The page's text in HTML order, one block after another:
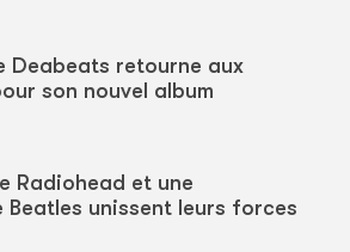
Deabeats retourne aux
son nouvel album
Radiohead et une
Beatles unissent leurs forces